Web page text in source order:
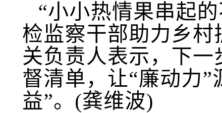
“小小热情果串起
检监察干部助力乡村
关负责人表示，下
督清单，让“廉动力
益”。 (龚维波)